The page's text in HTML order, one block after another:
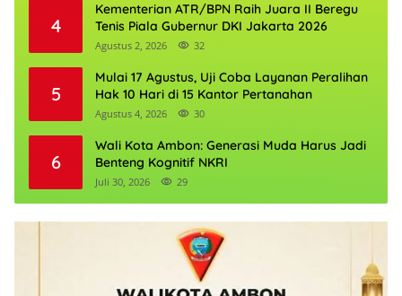
4
Kementerian ATR/BPN Raih Juara II Beregu
Tenis Piala Gubernur DKI Jakarta 2026
Agustus 2, 2026 32
5
Mulai 17 Agustus, Uji Coba Layanan Peralihan
Hak 10 Hari di 15 Kantor Pertanahan
Agustus 4, 2026 30
6
Wali Kota Ambon: Generasi Muda Harus Jadi
Benteng Kognitif NKRI
Juli 30, 2026 29